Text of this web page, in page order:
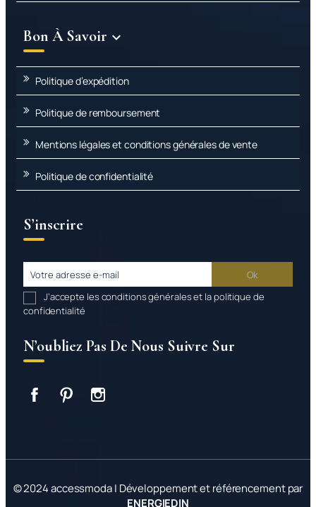
Bon À Savoir 
Politique d’expédition
Politique de remboursement
Mentions légales et conditions générales de vente
Politique de confidentialité
S’inscrire
J’accepte les conditions générales et la politique de
confidentialité
N’oubliez Pas De Nous Suivre Sur
FacebookPinterest
© 2024 accessmoda | Développement et référencement par
ENERGIEDIN